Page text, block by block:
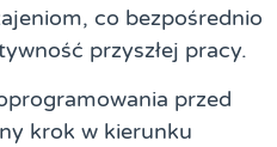
co bezpośrednio
przyszłej pracy.
przed
krok w kierunku